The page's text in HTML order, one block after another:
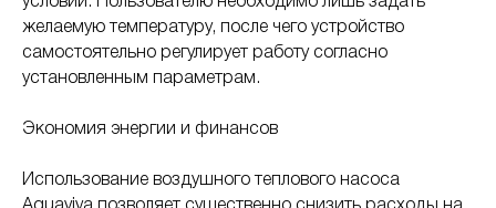
желаемую температуру, после чего устройство
самостоятельно регулирует работу согласно
установленным параметрам.
Экономия энергии и финансов
Использование воздушного теплового насоса